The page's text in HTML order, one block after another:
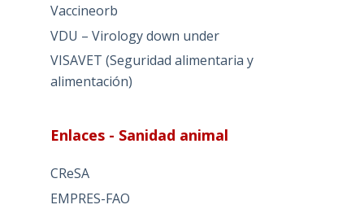
Vaccineorb
VDU – Virology down under
VISAVET (Seguridad alimentaria y
alimentación)
Enlaces - Sanidad animal
CReSA
EMPRES-FAO